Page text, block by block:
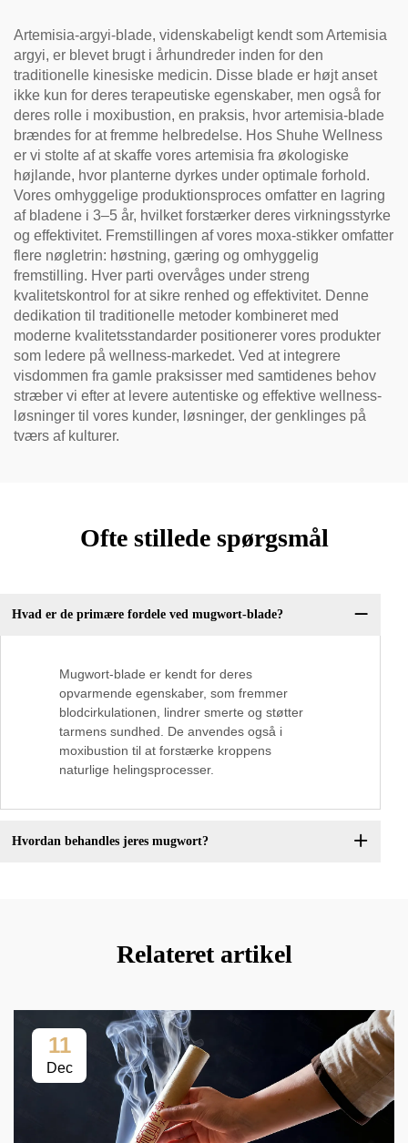
Artemisia-argyi-blade, videnskabeligt kendt som Artemisia
argyi, er blevet brugt i århundreder inden for den
traditionelle kinesiske medicin. Disse blade er højt anset
ikke kun for deres terapeutiske egenskaber, men også for
deres rolle i moxibustion, en praksis, hvor artemisia-blade
brændes for at fremme helbredelse. Hos Shuhe Wellness
er vi stolte af at skaffe vores artemisia fra økologiske
højlande, hvor planterne dyrkes under optimale forhold.
Vores omhyggelige produktionsproces omfatter en lagring
af bladene i 3–5 år, hvilket forstærker deres virkningsstyrke
og effektivitet. Fremstillingen af vores moxa-stikker omfatter
flere nøgletrin: høstning, gæring og omhyggelig
fremstilling. Hver parti overvåges under streng
kvalitetskontrol for at sikre renhed og effektivitet. Denne
dedikation til traditionelle metoder kombineret med
moderne kvalitetsstandarder positionerer vores produkter
som ledere på wellness-markedet. Ved at integrere
visdommen fra gamle praksisser med samtidenes behov
stræber vi efter at levere autentiske og effektive wellness-
løsninger til vores kunder, løsninger, der genklinges på
tværs af kulturer.
Ofte stillede spørgsmål
Hvad er de primære fordele ved mugwort-blade?
Mugwort-blade er kendt for deres
opvarmende egenskaber, som fremmer
blodcirkulationen, lindrer smerte og støtter
tarmens sundhed. De anvendes også i
moxibustion til at forstærke kroppens
naturlige helingsprocesser.
Hvordan behandles jeres mugwort?
Relateret artikel
11
Dec